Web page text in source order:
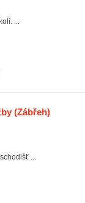
...
(Zábřeh)
...